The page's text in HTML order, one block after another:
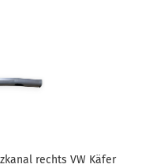
rechts VW Käfer